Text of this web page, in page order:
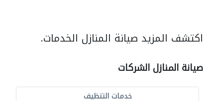
اكتشف المزيد صيانة المنازل الخدمات.
صيانة المنازل الشركات
خدمات التنظيف